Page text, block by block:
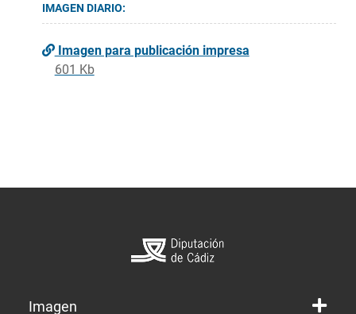
IMAGEN DIARIO:
Imagen para publicación impresa
601 Kb
Imagen